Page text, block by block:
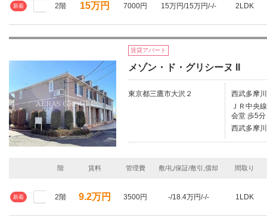
新着 2階 15万円 7000円 15万円/15万円/-/- 2LDK
賃貸アパート
メゾン・ド・グリシーヌ II
東京都三鷹市大沢２
西武多摩
ＪＲ中央
会堂 歩5分
西武多摩
階 賃料 管理費 敷/礼/保証/敷引,償却 間取り
新着 2階 9.2万円 3500円 -/18.4万円/-/- 1LDK